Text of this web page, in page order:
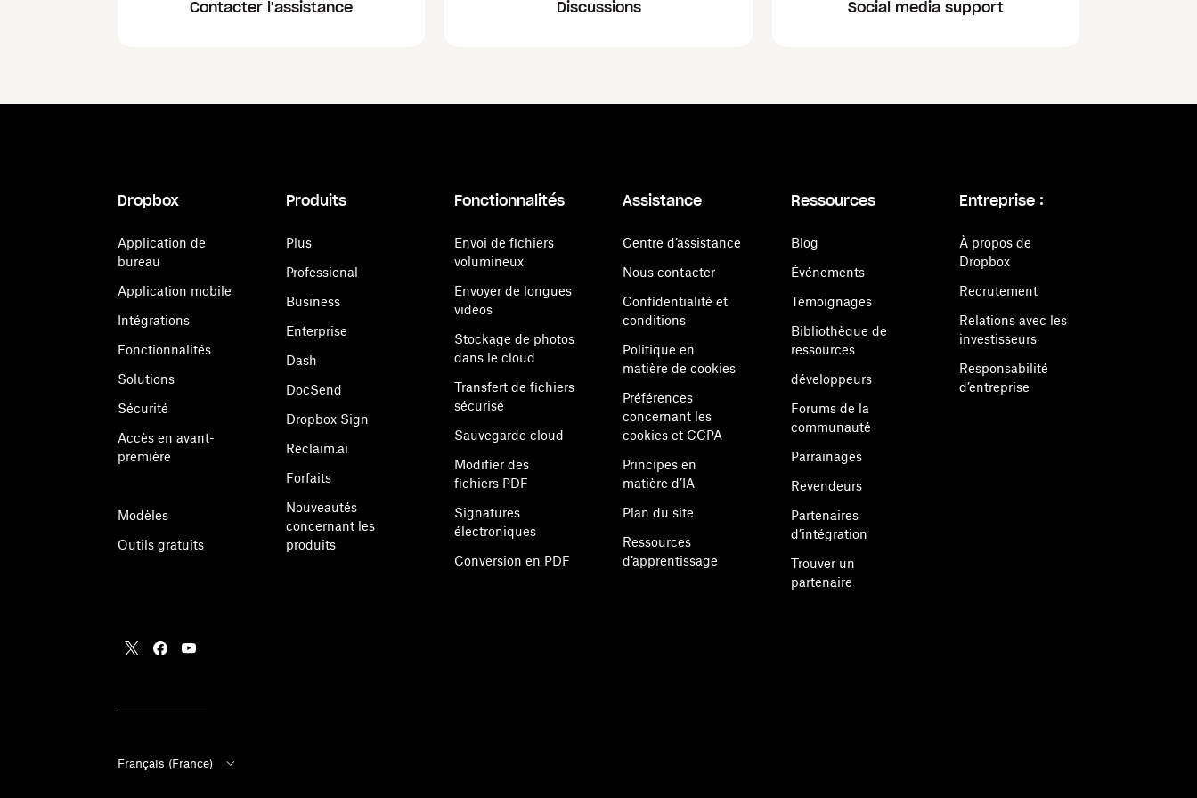
Contacter l'assistance Discussions Social media support
Dropbox
Application de
bureau
Application mobile
Intégrations
Fonctionnalités
Solutions
Sécurité
Accès en avant-
première
Modèles
Outils gratuits
Produits
Plus
Professional
Business
Enterprise
Dash
DocSend
Dropbox Sign
Reclaim.ai
Forfaits
Nouveautés
concernant les
produits
Fonctionnalités
Envoi de fichiers
volumineux
Envoyer de longues
vidéos
Stockage de photos
dans le cloud
Transfert de fichiers
sécurisé
Sauvegarde cloud
Modifier des
fichiers PDF
Signatures
électroniques
Conversion en PDF
Assistance
Centre d’assistance
Nous contacter
Confidentialité et
conditions
Politique en
matière de cookies
Préférences
concernant les
cookies et CCPA
Principes en
matière d’IA
Plan du site
Ressources
d’apprentissage
Ressources
Blog
Événements
Témoignages
Bibliothèque de
ressources
développeurs
Forums de la
communauté
Parrainages
Revendeurs
Partenaires
d’intégration
Trouver un
partenaire
Entreprise :
À propos de
Dropbox
Recrutement
Relations avec les
investisseurs
Responsabilité
d’entreprise
Français (France)